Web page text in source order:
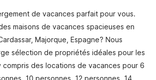
de vacances parfait pour vous.
maisons de vacances spacieuses en
Majorque, Espagne? Nous
sélection de propriétés idéales pour les
compris des locations de vacances pour 6
10 personnes, 12 personnes, 14